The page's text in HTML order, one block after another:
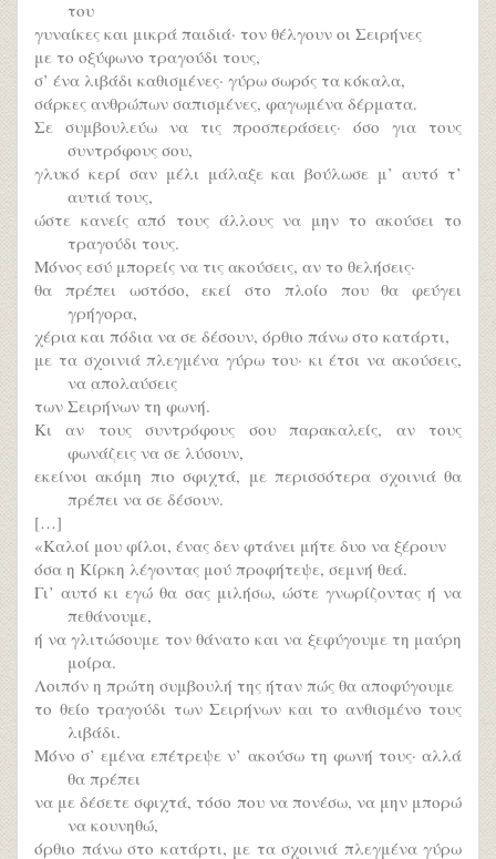
του
γυναίκες και μικρά παιδιά· τον θέλγουν οι Σειρήνες
με το οξύφωνο τραγούδι τους,
σ’ ένα λιβάδι καθισμένες· γύρω σωρός τα κόκαλα,
σάρκες ανθρώπων σαπισμένες, φαγωμένα δέρματα.
Σε συμβουλεύω να τις προσπεράσεις· όσο για τους
συντρόφους σου,
γλυκό κερί σαν μέλι μάλαξε και βούλωσε μ’ αυτό τ’
αυτιά τους,
ώστε κανείς από τους άλλους να μην το ακούσει το
τραγούδι τους.
Μόνος εσύ μπορείς να τις ακούσεις, αν το θελήσεις·
θα πρέπει ωστόσο, εκεί στο πλοίο που θα φεύγει
γρήγορα,
χέρια και πόδια να σε δέσουν, όρθιο πάνω στο κατάρτι,
με τα σχοινιά πλεγμένα γύρω του· κι έτσι να ακούσεις,
να απολαύσεις
των Σειρήνων τη φωνή.
Κι αν τους συντρόφους σου παρακαλείς, αν τους
φωνάζεις να σε λύσουν,
εκείνοι ακόμη πιο σφιχτά, με περισσότερα σχοινιά θα
πρέπει να σε δέσουν.
[…]
«Καλοί μου φίλοι, ένας δεν φτάνει μήτε δυο να ξέρουν
όσα η Κίρκη λέγοντας μού προφήτεψε, σεμνή θεά.
Γι’ αυτό κι εγώ θα σας μιλήσω, ώστε γνωρίζοντας ή να
πεθάνουμε,
ή να γλιτώσουμε τον θάνατο και να ξεφύγουμε τη μαύρη
μοίρα.
Λοιπόν η πρώτη συμβουλή της ήταν πώς θα αποφύγουμε
το θείο τραγούδι των Σειρήνων και το ανθισμένο τους
λιβάδι.
Μόνο σ’ εμένα επέτρεψε ν’ ακούσω τη φωνή τους· αλλά
θα πρέπει
να με δέσετε σφιχτά, τόσο που να πονέσω, να μην μπορώ
να κουνηθώ,
όρθιο πάνω στο κατάρτι, με τα σχοινιά πλεγμένα γύρω